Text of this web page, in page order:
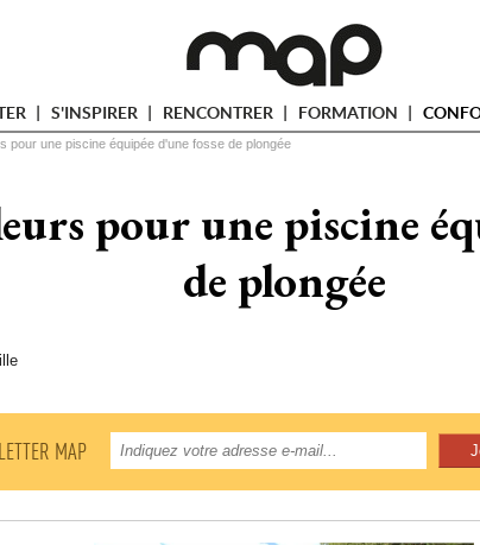
S'INSPIRER RENCONTRER FORMATION
pour une piscine équipée d'une fosse de plongée
pour une piscine
de plongée
MAP